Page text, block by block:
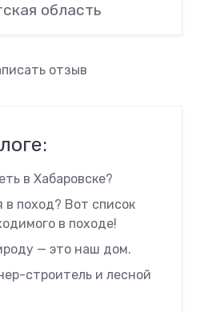
область
отзыв
в Хабаровске?
в поход? Вот список
в походе!
— это наш дом.
строитель и лесной